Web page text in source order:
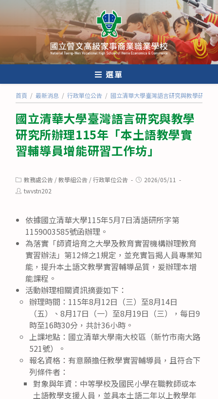
內
選單
首頁 / 最新消息 / 行政單位公告 / 國立清華大學臺灣語言研究與教學研究
國立清華大學臺灣語言研究與教學
研究所辦理115年「本土語教學實
習輔導員增能研習工作坊」
Post
category:
教務處公告 /教學組公告 /行政單位公告
Post2026/05/11
Posttwvstn202
依據國立清華大學115年5月7日清語研所字第
1159003585號函辦理。
為落實「師資培育之大學及教育實習機構辦理教育
實習辦法」第12條之1規定，並充實旨揭人員專業知
能，提升本土語文教學實習輔導品質，爰辦理本增
能課程。
活動辦理相關資訊摘要如下：
辦理時間：115年8月12日（三）至8月14日
（五）、8月17日（一）至8月19日（三），每日9
時至16時30分，共計36小時。
上課地點：國立清華大學南大校區（新竹市南大路
521號）。
報名資格：有意願擔任教學實習輔導員，且符合下
列條件者：
對象與年資：中等學校及國民小學在職教師或本
土語教學支援人員，並具本土語二年以上教學年